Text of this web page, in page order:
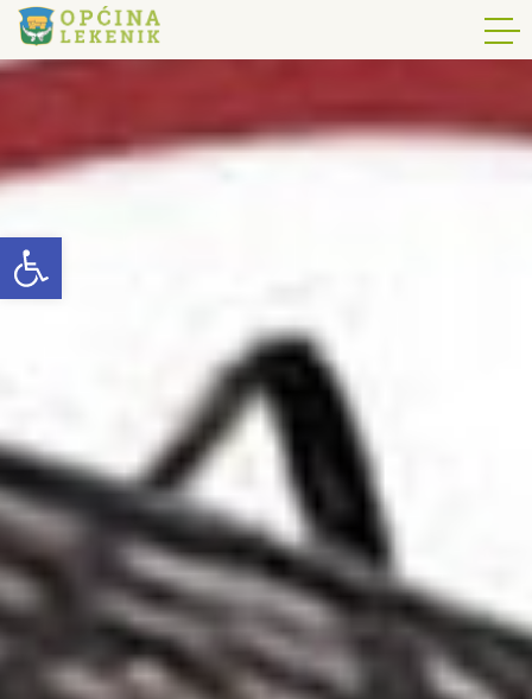
Open toolbar